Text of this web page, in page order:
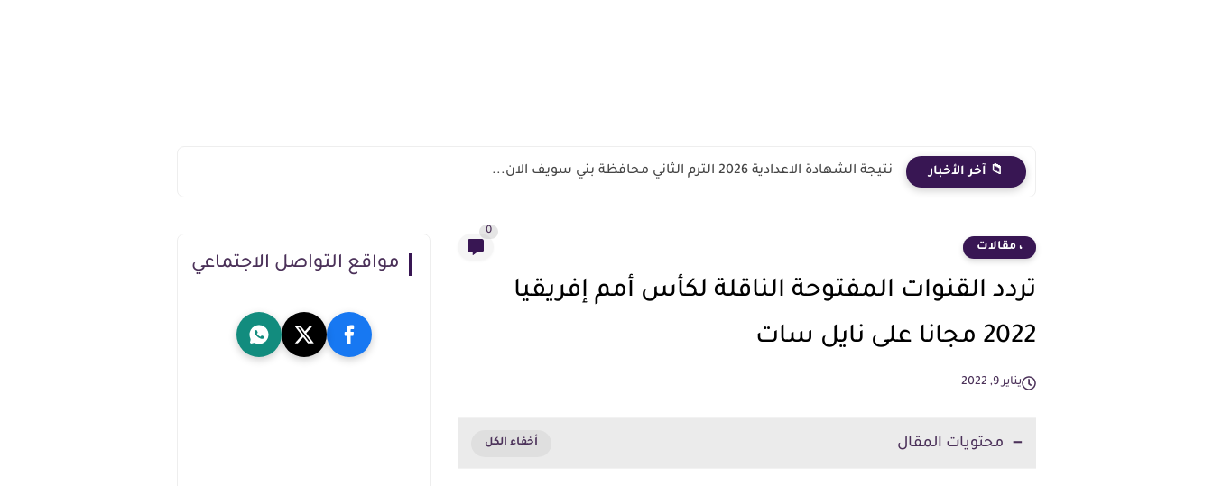
📁 آخر الأخبار نتيجة الشهادة الاعدادية 2026 الترم الثاني محافظة بني سويف الان...
، مقالات
0
تردد القنوات المفتوحة الناقلة لكأس أمم إفريقيا
2022 مجانا على نايل سات
يناير 9, 2022
محتويات المقال
مواقع التواصل الاجتماعي